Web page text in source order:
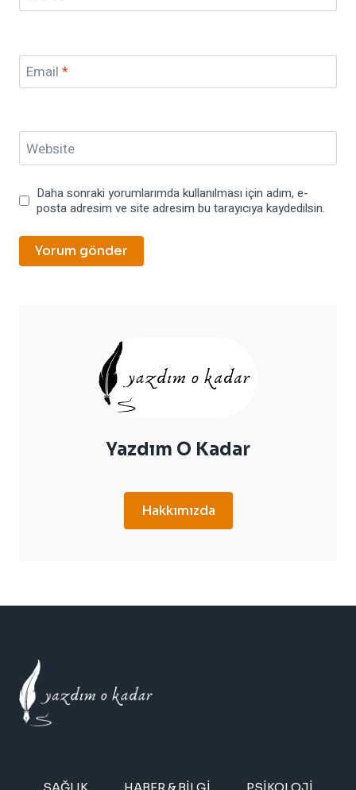
Email *
Website
Daha sonraki yorumlarımda kullanılması için adım, e-
posta adresim ve site adresim bu tarayıcıya kaydedilsin.
Yazdım O Kadar
Hakkımızda
SAĞLIK HABER & BILGI PSIKOLOJI